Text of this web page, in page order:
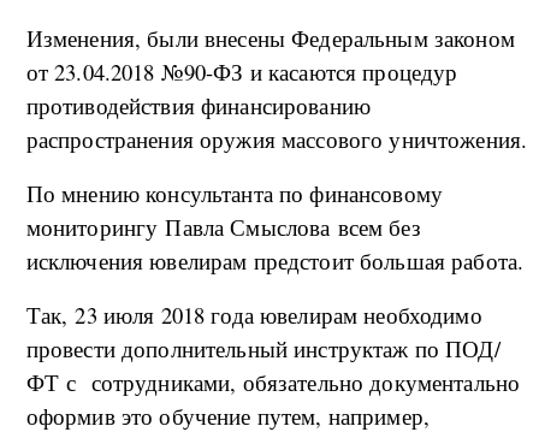
Изменения, были внесены Федеральным законом
от 23.04.2018 №90-ФЗ и касаются процедур
противодействия финансированию
распространения оружия массового уничтожения.
По мнению консультанта по финансовому
мониторингу Павла Смыслова всем без
исключения ювелирам предстоит большая работа.
Так, 23 июля 2018 года ювелирам необходимо
провести дополнительный инструктаж по ПОД/
ФТ с сотрудниками, обязательно документально
оформив это обучение путем, например,